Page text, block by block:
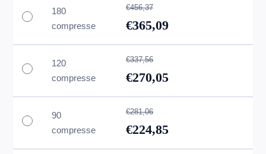
180
compresse
€456,37
€365,09
120
compresse
€337,56
€270,05
90
compresse
€281,06
€224,85